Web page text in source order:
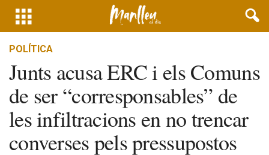
POLÍTICA
Junts acusa ERC i els Comuns
de ser “corresponsables” de
les infiltracions en no trencar
converses pels pressupostos